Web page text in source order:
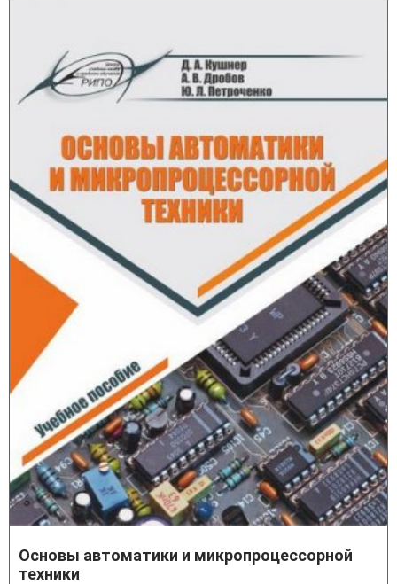
Основы автоматики и микропроцессорной
техники